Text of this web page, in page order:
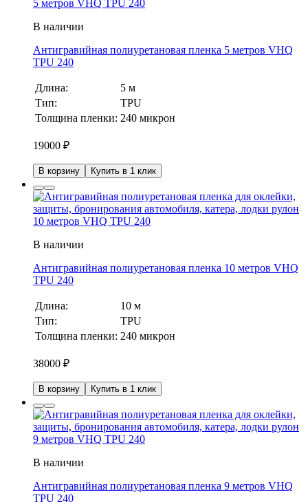
В наличии
Антигравийная полиуретановая пленка 5 метров VHQ
TPU 240
Длина:
5 м
Тип:
TPU
Толщина пленки: 240 микрон
19000 ₽
В корзину Купить в 1 клик
В наличии
Антигравийная полиуретановая пленка 10 метров VHQ
TPU 240
Длина:
10 м
Тип:
TPU
Толщина пленки: 240 микрон
38000 ₽
В корзину Купить в 1 клик
В наличии
Антигравийная полиуретановая пленка 9 метров VHQ
TPU 240